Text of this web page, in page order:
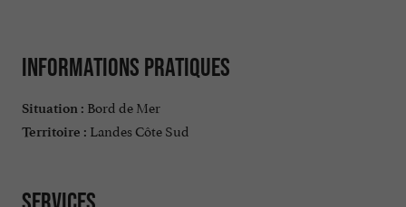
Informations pratiques
Situation : Bord de Mer
Territoire : Landes Côte Sud